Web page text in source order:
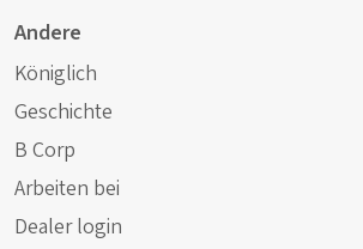
Andere
Königlich
Geschichte
B Corp
Arbeiten bei
Dealer login